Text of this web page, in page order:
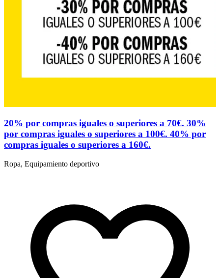
20% por compras iguales o superiores a 70€. 30%
por compras iguales o superiores a 100€. 40% por
compras iguales o superiores a 160€.
Ropa, Equipamiento deportivo